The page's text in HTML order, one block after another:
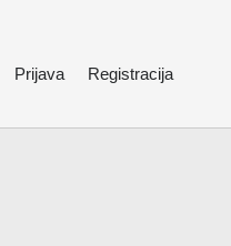
Prijava Registracija